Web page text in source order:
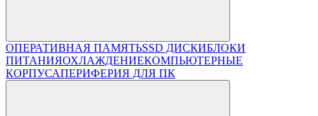
ОПЕРАТИВНАЯ ПАМЯТЬSSD ДИСКИБЛОКИ
ПИТАНИЯОХЛАЖДЕНИЕКОМПЬЮТЕРНЫЕ
КОРПУСАПЕРИФЕРИЯ ДЛЯ ПК